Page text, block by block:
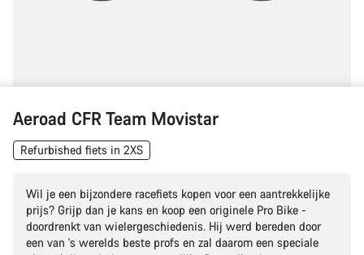
Aeroad CFR Team Movistar
Refurbished fiets in 2XS
Wil je een bijzondere racefiets kopen voor een aantrekkelijke
prijs? Grijp dan je kans en koop een originele Pro Bike -
doordrenkt van wielergeschiedenis. Hij werd bereden door
een van 's werelds beste profs en zal daarom een speciale